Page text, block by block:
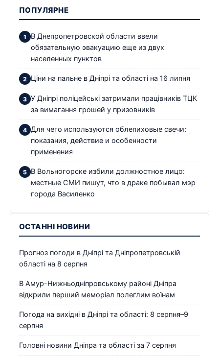
ПОПУЛЯРНЕ
В Днепропетровской области ввели
обязательную эвакуацию еще из двух
населенных пунктов
Ціни на пальне в Дніпрі та області на 16 липня
У Дніпрі поліцейські затримали працівників ТЦК
за вимагання грошей у призовників
Для чего используются облепиховые свечи:
показания, действие и особенности
применения
В Вольногорске избили должностное лицо:
местные СМИ пишут, что в драке побывал мэр
города Василенко
ОСТАННІ НОВИНИ
Прогноз погоди в Дніпрі та Дніпропетровській
області на 8 серпня
В Амур-Нижньодніпровському районі Дніпра
відкрили перший меморіал полеглим воїнам
Погода на вихідні в Дніпрі та області: 8 серпня–9
серпня
Головні новини Дніпра та області за 7 серпня